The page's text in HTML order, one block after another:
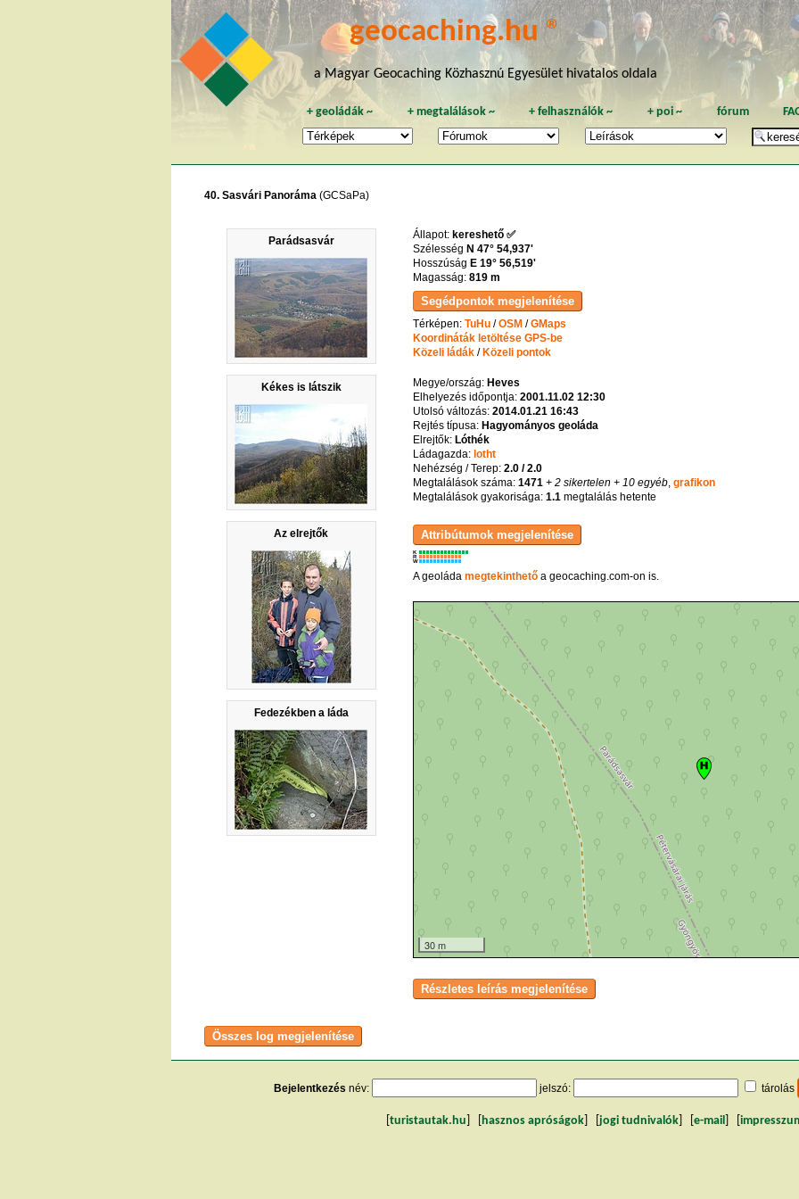
geocaching.hu ®
a Magyar Geocaching Közhasznú Egyesület hivatalos oldala
+geoládák ~ + megtalálások~ +felhasználók ~ + poi~ fórum
40. Sasvári Panoráma (GCSaPa)
Parádsasvár
Kékes is látszik
Az elrejtők
Fedezékben a láda
Állapot: kereshető ✅
Szélesség N 47° 54,937'
Hosszúság E 19° 56,519'
Magasság: 819 m
Térképen: TuHu/OSM/GMaps
Koordináták letöltése GPS-be
Közeli ládák/Közeli pontok
Megye/ország: Heves
Elhelyezés időpontja: 2001.11.02 12:30
Utolsó változás: 2014.01.21 16:43
Rejtés típusa: Hagyományos geoláda
Elrejtők: Lóthék
Ládagazda: lotht
Nehézség / Terep: 2.0 / 2.0
Megtalálások száma: 1471 + 2 sikertelen + 10 egyéb, grafikon
Megtalálások gyakorisága: 1.1 megtalálás hetente
K
R
W
A geoláda megtekinthetőa geocaching.com-on is.
30 m
Bejelentkezés név: jelszó: tárolás
turistautak.hu hasznos apróságok jogi tudnivalók e-mail